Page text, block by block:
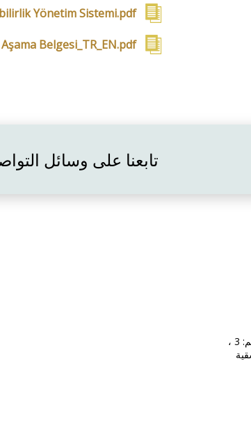
Yönetim Sistemi.pdf
Belgesi_TR_EN.pdf
تابعنا على وسائل
كمال با إرما ، قرص فيفزي. رقم: 3 ،